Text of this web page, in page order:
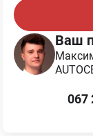
Ваш
067